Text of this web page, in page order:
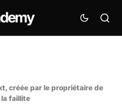
créée par le propriétaire de
la faillite